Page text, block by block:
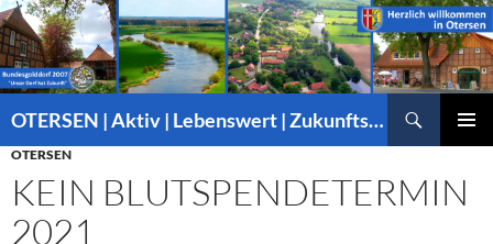
OTERSEN | Aktiv | Lebenswert | Zukunftsorientiert – mitten in Niedersachsen
INHALT
SPRINGEN
OTERSEN
KEIN BLUTSPENDETERMIN
2021